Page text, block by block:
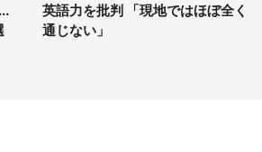
英語力を批判 「現地ではほぼ全く
通じない」